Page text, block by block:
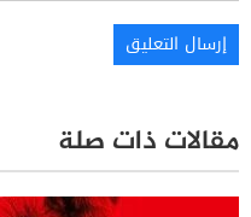
مقالات ذات صلة